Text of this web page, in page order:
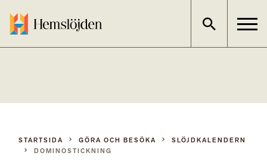
innehållet
STARTSIDA GÖRA OCH BESÖKA
SLÖJDKALENDERN
DOMINOSTICKNING